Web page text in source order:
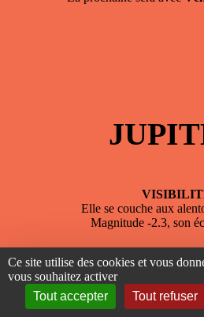
Elle se couche aux
Magnitude -2.3, son
Son élongation au Soleil passe
elle est passée en
opposition du Soleil
en
quadrature
Ce site utilise des cookies et vous
vous souhaitez activer
Tout accepter
Tout refuser